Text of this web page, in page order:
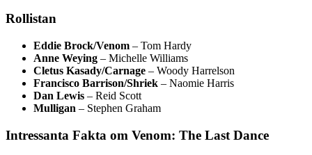
Rollistan
Eddie Brock/Venom – Tom Hardy
Anne Weying – Michelle Williams
Cletus Kasady/Carnage – Woody Harrelson
Francisco Barrison/Shriek – Naomie Harris
Dan Lewis – Reid Scott
Mulligan – Stephen Graham
Intressanta Fakta om Venom: The Last Dance